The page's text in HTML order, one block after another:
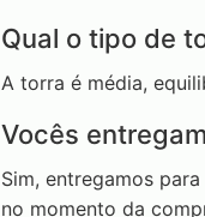
Qual o tipo de
A torra é média,
Vocês
Sim, entregamos
no momento da